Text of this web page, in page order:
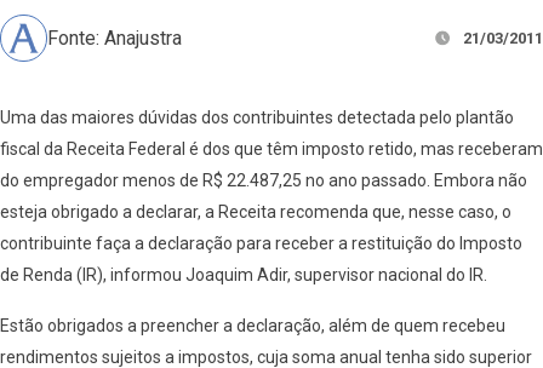
Fonte: Anajustra 21/03/2011
Uma das maiores dúvidas dos contribuintes detectada pelo plantão
fiscal da Receita Federal é dos que têm imposto retido, mas receberam
do empregador menos de R$ 22.487,25 no ano passado. Embora não
esteja obrigado a declarar, a Receita recomenda que, nesse caso, o
contribuinte faça a declaração para receber a restituição do Imposto
de Renda (IR), informou Joaquim Adir, supervisor nacional do IR.
Estão obrigados a preencher a declaração, além de quem recebeu
rendimentos sujeitos a impostos, cuja soma anual tenha sido superior